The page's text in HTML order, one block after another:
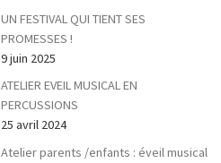
UN FESTIVAL QUI TIENT SES
PROMESSES !
9 juin 2025
ATELIER EVEIL MUSICAL EN
PERCUSSIONS
25 avril 2024
Atelier parents /enfants : éveil musical